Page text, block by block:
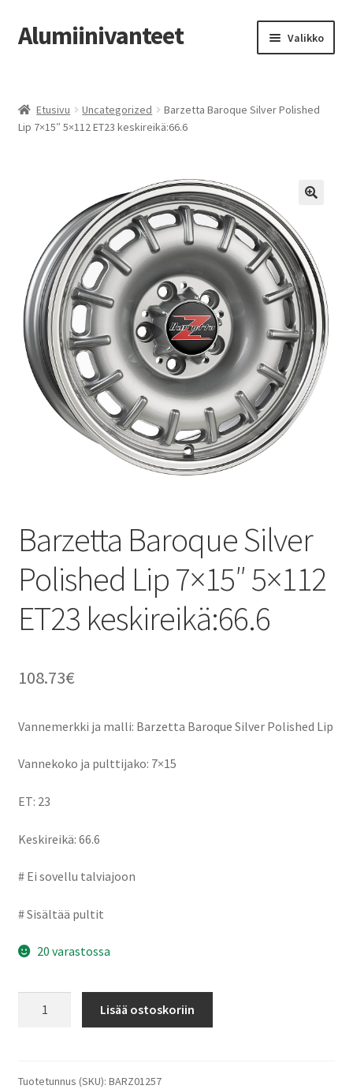
Siirry
navigointiin
Siirry
sisältöön
Alumiinivanteet Valikko
Kauppa
Vanteiden osto-opas
Auton renkaat
Yhteystiedot
Etusivu Uncategorized
Barzetta Baroque Silver Polished
Lip 7×15″ 5×112 ET23 keskireikä:66.6
Barzetta Baroque Silver
Polished Lip 7×15″ 5×112
ET23 keskireikä:66.6
108.73€
Vannemerkki ja malli: Barzetta Baroque Silver Polished Lip
Vannekoko ja pulttijako: 7×15
ET: 23
Keskireikä: 66.6
# Ei sovellu talviajoon
# Sisältää pultit
20 varastossa
Lip
Lisää ostoskoriin
Tuotetunnus (SKU): BARZ01257